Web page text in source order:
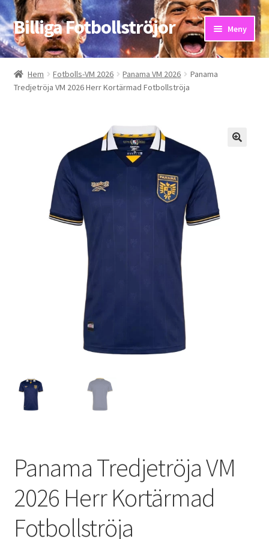
Hoppa
till
navigering
Hoppa
till
innehåll
Billiga Fotbollströjor Meny
Hem
Bloggar
Kontakta oss
Mitt konto
Hem Fotbolls-VM 2026 Panama VM 2026
Panama
Tredjetröja VM 2026 Herr Kortärmad Fotbollströja
Panama Tredjetröja VM
2026 Herr Kortärmad
Fotbollströja